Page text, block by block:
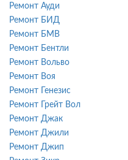
Ремонт Ауди
Ремонт БИД
Ремонт БМВ
Ремонт Бентли
Ремонт Вольво
Ремонт Воя
Ремонт Генезис
Ремонт Грейт Вол
Ремонт Джак
Ремонт Джили
Ремонт Джип